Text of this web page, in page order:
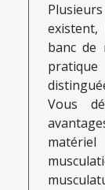
existent,
banc de
Vous